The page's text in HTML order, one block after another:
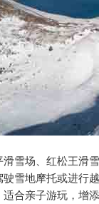
雪场、红松王滑
雪地摩托或进行
合亲子游玩，增添